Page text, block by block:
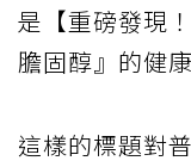
是【重磅發現
膽固醇』的健康
這樣的標題對